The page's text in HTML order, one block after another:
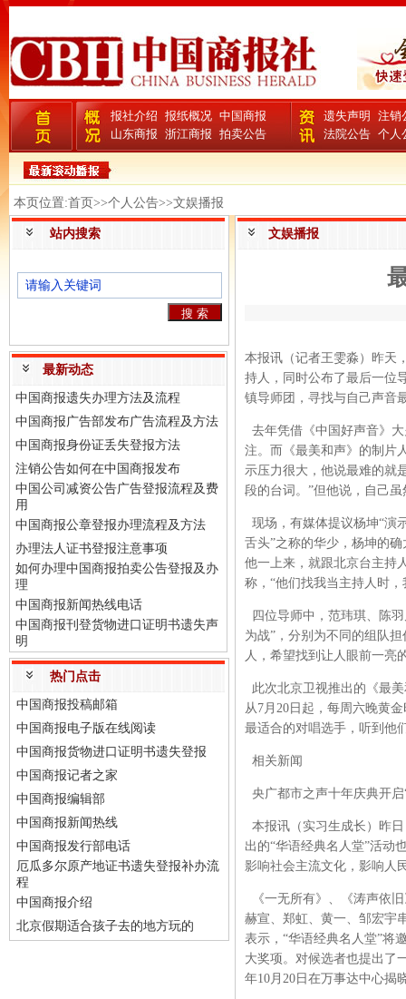
报社介绍 报纸概况 中国商报
山东商报 浙江商报 拍卖公告
遗失声明
注销
法院公告 个人
本页位置:首页>>个人公告>>文娱播报
站内搜索
最新动态
中国商报遗失办理方法及流程
中国商报广告部发布广告流程及方法
中国商报身份证丢失登报方法
注销公告如何在中国商报发布
中国公司减资公告广告登报流程及费
用
中国商报公章登报办理流程及方法
办理法人证书登报注意事项
如何办理中国商报拍卖公告登报及办
理
中国商报新闻热线电话
中国商报刊登货物进口证明书遗失声
明
热门点击
中国商报投稿邮箱
中国商报电子版在线阅读
中国商报货物进口证明书遗失登报
中国商报记者之家
中国商报编辑部
中国商报新闻热线
中国商报发行部电话
厄瓜多尔原产地证书遗失登报补办流
程
中国商报介绍
北京假期适合孩子去的地方玩的
文娱播报
本报讯（记者王雯淼）昨天
持人，同时公布了最后一位
镇导师团，寻找与自己声音
去年凭借《中国好声音》
注。而《最美和声》的制片
示压力很大，他说最难的就
段的台词。”但他说，自己
现场，有媒体提议杨坤“演
舌头”之称的华少，杨坤的
他一上来，就跟北京台主持
称，“他们找我当主持人时
四位导师中，范玮琪、陈
为战”，分别为不同的组队
人，希望找到让人眼前一亮
此次北京卫视推出的《最
从7月20日起，每周六晚黄
最适合的对唱选手，听到他
相关新闻
央广都市之声十年庆典开启
本报讯（实习生成长）昨
出的“华语经典名人堂”活动
影响社会主流文化，影响人
《一无所有》、《涛声依
赫宣、郑虹、黄一、邹宏宇
表示，“华语经典名人堂”将
大奖项。对候选者也提出了
年10月20日在万事达中心揭